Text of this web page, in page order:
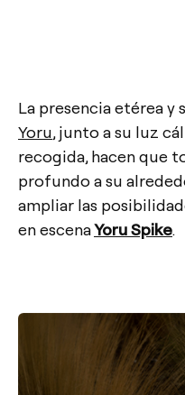
La presencia etérea y
Yoru, junto a su luz
recogida, hacen que
profundo a su
ampliar las
en escenaYoru Spike.